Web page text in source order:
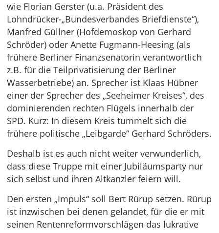
wie Florian Gerster (u.a. Präsident des
Lohndrücker-„Bundesverbandes Briefdienste“),
Manfred Güllner (Hofdemoskop von Gerhard
Schröder) oder Anette Fugmann-Heesing (als
frühere Berliner Finanzsenatorin verantwortlich
z.B. für die Teilprivatisierung der Berliner
Wasserbetriebe) an. Sprecher ist Klaas Hübner
einer der Sprecher des „Seeheimer Kreises“, des
dominierenden rechten Flügels innerhalb der
SPD. Kurz: In diesem Kreis tummelt sich die
frühere politische „Leibgarde“ Gerhard Schröders.
Deshalb ist es auch nicht weiter verwunderlich,
dass diese Truppe mit einer Jubiläumsparty nur
sich selbst und ihren Altkanzler feiern will.
Den ersten „Impuls“ soll Bert Rürup setzen. Rürup
ist inzwischen bei denen gelandet, für die er mit
seinen Rentenreformvorschlägen das lukrative